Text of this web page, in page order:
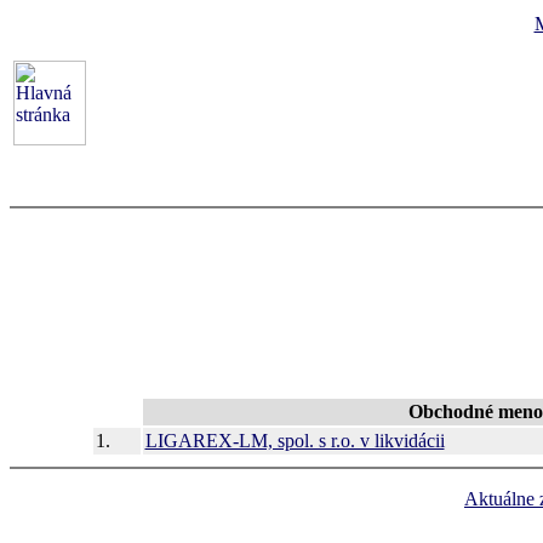
Obchodné
1.
LIGAREX-LM, spol. s r.o. v likvidácii
Aktuálne